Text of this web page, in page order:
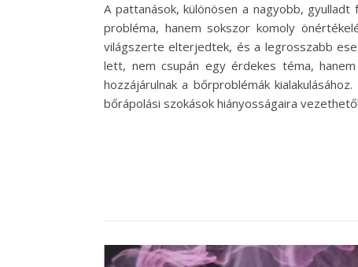
A pattanások, különösen a nagyobb,
probléma, hanem sokszor komoly
világszerte elterjedtek, és a legrosszabb
lett, nem csupán egy érdekes téma,
hozzájárulnak a bőrproblémák
bőrápolási szokások hiányosságaira